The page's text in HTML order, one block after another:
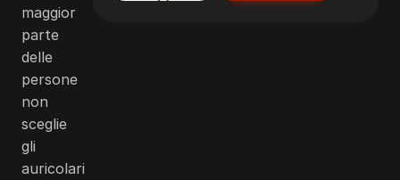
maggior
parte
delle
persone
non
sceglie
gli
auricolari